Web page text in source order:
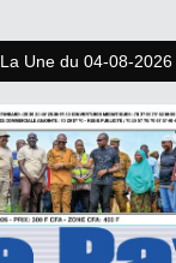
La Une du 04-08-2026